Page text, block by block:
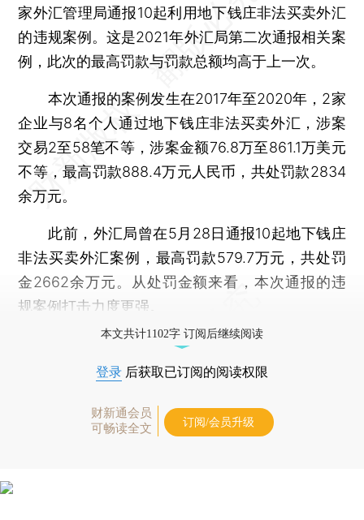
家外汇管理局通报10起利用地下钱庄非法买卖外汇
的违规案例。这是2021年外汇局第二次通报相关案
例，此次的最高罚款与罚款总额均高于上一次。
本次通报的案例发生在2017年至2020年，2家
企业与8名个人通过地下钱庄非法买卖外汇，涉案
交易2至58笔不等，涉案金额76.8万至861.1万美元
不等，最高罚款888.4万元人民币，共处罚款2834
余万元。
此前，外汇局曾在5月28日通报10起地下钱庄
非法买卖外汇案例，最高罚款579.7万元，共处罚
金2662余万元。从处罚金额来看，本次通报的违
规案例打击力度更强。
本文共计1102字 订阅后继续阅读
登录 后获取已订阅的阅读权限
财新通会员
可畅读全文
订阅/会员升级